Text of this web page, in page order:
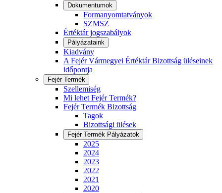
Dokumentumok
Formanyomtatványok
SZMSZ
Értéktár jogszabályok
Pályázataink
Kiadvány
A Fejér Vármegyei Értéktár Bizottság üléseinek
időpontja
Fejér Termék
Szellemiség
Mi lehet Fejér Termék?
Fejér Termék Bizottság
Tagok
Bizottsági ülések
Fejér Termék Pályázatok
2025
2024
2023
2022
2021
2020